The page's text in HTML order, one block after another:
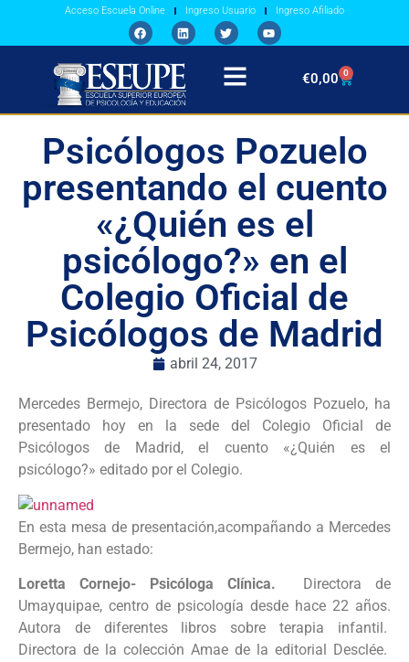
Acceso Escuela Online Ingreso Usuario Ingreso Afiliado
€0,00 0
Psicólogos Pozuelo
presentando el cuento
«¿Quién es el
psicólogo?» en el
Colegio Oficial de
Psicólogos de Madrid
abril 24, 2017
Mercedes Bermejo, Directora de Psicólogos Pozuelo, ha
presentado hoy en la sede del Colegio Oficial de
Psicólogos de Madrid, el cuento «¿Quién es el
psicólogo?» editado por el Colegio.
En esta mesa de presentación,acompañando a Mercedes
Bermejo, han estado:
Loretta Cornejo- Psicóloga Clínica.
Directora de
Umayquipae, centro de psicología desde hace 22 años.
Autora de diferentes libros sobre terapia infantil.
Directora de la colección Amae de la editorial Desclée.